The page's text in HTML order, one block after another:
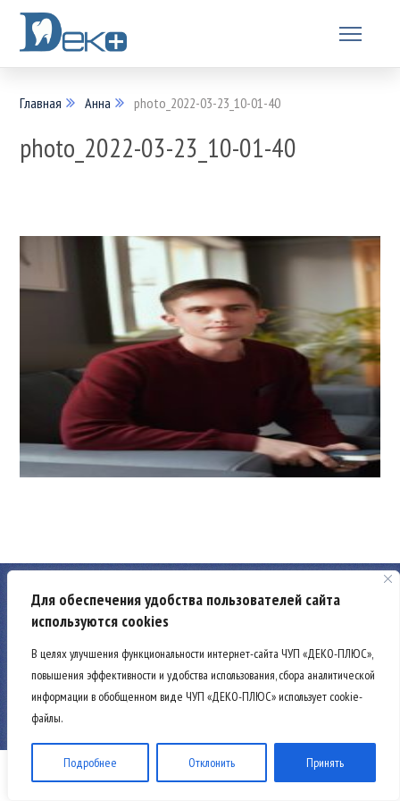
Для обеспечения удобства пользователей сайта
используются cookies
В целях улучшения функциональности интернет-сайта ЧУП «ДЕКО-ПЛЮС»,
повышения эффективности и удобства использования, сбора аналитической
информации в обобщенном виде ЧУП «ДЕКО-ПЛЮС» использует cookie-
файлы.
Подробнее Отклонить Принять
Главная Анна photo_2022-03-23_10-01-40
photo_2022-03-23_10-01-40
ЧУП «Деко-Плюс», УНП 290473403, ОКПО 29267801
225306 г. Кобрин, ул. Дзержинского, 24 А-3,
Директор: Подгурский Николай Николаевич